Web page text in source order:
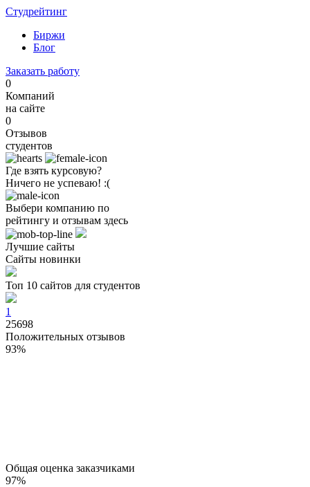
Студрейтинг
Биржи
Блог
Заказать работу
0
Компаний
на сайте
0
Отзывов
студентов
Где взять курсовую?
Ничего не успеваю! :(
Выбери компанию по
рейтингу и отзывам здесь
Лучшие сайты
Сайты новинки
Топ 10 сайтов для студентов
1
25698
Положительных отзывов
93%
Общая оценка заказчиками
97%